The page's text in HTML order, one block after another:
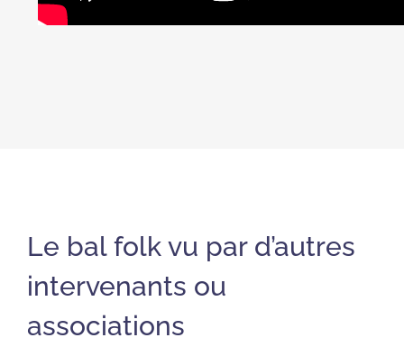
Le bal folk vu par d’autres
intervenants ou
associations